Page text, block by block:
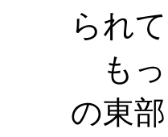
られ
もっ
の東